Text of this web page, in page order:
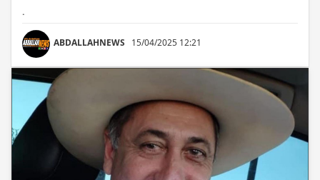
.
ABDALLAHNEWS 15/04/2025 12:21